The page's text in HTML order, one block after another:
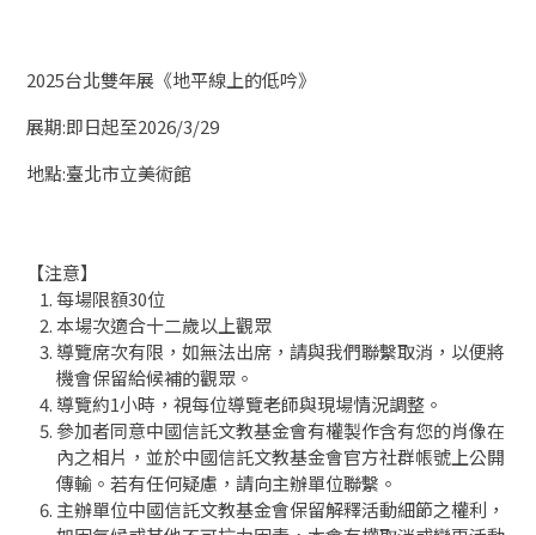
2025台北雙年展《地平線上的低吟》
展期:即日起至2026/3/29
地點:臺北市立美術館
【注意】
每場限額30位
本場次適合十二歲以上觀眾
導覽席次有限，如無法出席，請與我們聯繫取消，以便將
機會保留給候補的觀眾。
導覽約1小時，視每位導覽老師與現場情況調整。
參加者同意中國信託文教基金會有權製作含有您的肖像在
內之相片，並於中國信託文教基金會官方社群帳號上公開
傳輸。若有任何疑慮，請向主辦單位聯繫。
主辦單位中國信託文教基金會保留解釋活動細節之權利，